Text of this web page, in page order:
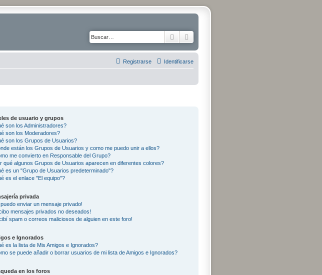
Buscar
Identificarse
Registrarse
de usuario y grupos
son los Administradores?
son los Moderadores?
son los Grupos de Usuarios?
están los Grupos de Usuarios y como me puedo unir a ellos?
me convierto en Responsable del Grupo?
qué algunos Grupos de Usuarios aparecen en diferentes colores?
es un "Grupo de Usuarios predeterminado"?
es el enlace "El equipo"?
privada
puedo enviar un mensaje privado!
mensajes privados no deseados!
spam o correos maliciosos de alguien en este foro!
e Ignorados
es la lista de Mis Amigos e Ignorados?
se puede añadir o borrar usuarios de mi lista de Amigos e Ignorados?
en los foros